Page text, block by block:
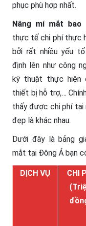
phục phù hợp nhất.
Nâng mí mắt bao
thực tế chi phí thực
bởi rất nhiều yếu
định lên như công
kỹ thuật thực hiện
thiết bị hỗ trợ,…
thấy được chi phí tại
đẹp là khác nhau.
Dưới đây là bảng
mắt tại Đông Á bạn
DỊCH VỤ
CHI